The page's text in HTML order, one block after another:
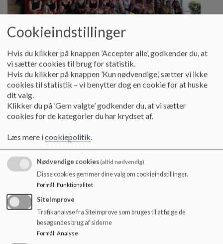
Velkommen til udskolingen
Her kan du læse om vores udskoling
Læs mere
Cookieindstillinger
Hvis du klikker på knappen ’Accepter alle’, godkender du, at
vi sætter cookies til brug for statistik.
Hvis du klikker på knappen ’Kun nødvendige,’ sætter vi ikke
cookies til statistik – vi benytter dog en cookie for at huske
dit valg.
Klikker du på ’Gem valgte’ godkender du, at vi sætter
cookies for de kategorier du har krydset af.
Læs mere icookiepolitik.
Nødvendige cookies(altid nødvendig)
Disse cookies gemmer dine valg om cookieindstillinger.
Formål: Funktionalitet
SiteImprove
Trafikanalyse fra Siteimprove som bruges til at følge de
besøgendes brug af siderne
Formål : Analyse